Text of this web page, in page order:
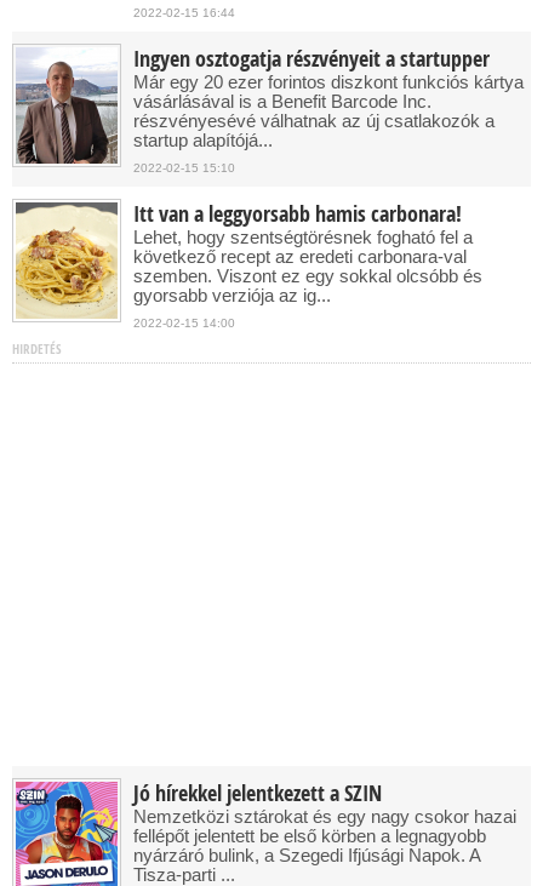
2022-02-15 16:44
Ingyen osztogatja részvényeit a startupper
Már egy 20 ezer forintos diszkont funkciós kártya
vásárlásával is a Benefit Barcode Inc.
részvényesévé válhatnak az új csatlakozók a
startup alapítójá...
2022-02-15 15:10
Itt van a leggyorsabb hamis carbonara!
Lehet, hogy szentségtörésnek fogható fel a
következő recept az eredeti carbonara-val
szemben. Viszont ez egy sokkal olcsóbb és
gyorsabb verziója az ig...
2022-02-15 14:00
HIRDETÉS
Jó hírekkel jelentkezett a SZIN
Nemzetközi sztárokat és egy nagy csokor hazai
fellépőt jelentett be első körben a legnagyobb
nyárzáró bulink, a Szegedi Ifjúsági Napok. A
Tisza-parti ...